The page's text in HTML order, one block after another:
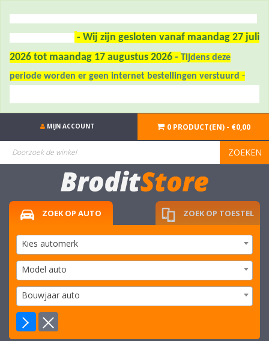
- Wij zijn gesloten vanaf maandag 27 juli
2026 tot maandag 17 augustus 2026 - Tijdens deze
periode worden er geen internet bestellingen verstuurd -
ZOEKEN
MIJN ACCOUNT 0 PRODUCT(EN) - €0,00
ZOEK OP AUTO
Kies automerk
Model auto
Bouwjaar auto
ZOEK OP TOESTEL